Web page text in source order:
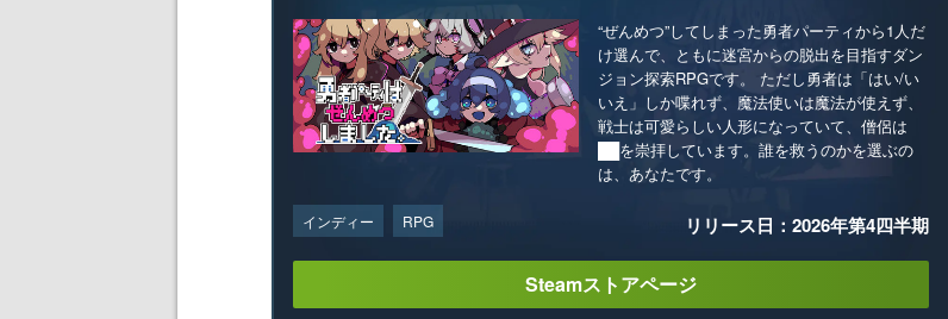
“ぜんめつ”してしまった勇者パーティから1人だ
け選んで、ともに迷宮からの脱出を目指すダン
ジョン探索RPGです。 ただし勇者は「はい/い
いえ」しか喋れず、魔法使いは魔法が使えず、
戦士は可愛らしい人形になっていて、僧侶は
██を崇拝しています。誰を救うのかを選ぶの
は、あなたです。
インディー RPG リリース日：2026年第4四半期
Steamストアページ